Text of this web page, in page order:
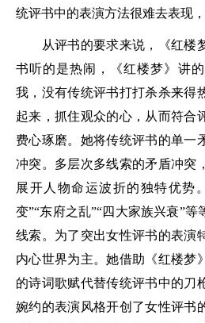
统评书中的表演方法很难去表现
从评书的要求来说，《红楼
书听的是热闹，《红楼梦》讲
我，没有传统评书打打杀杀来得
起来，抓住观众的心，从而符合
费心琢磨。她将传统评书的单一
冲突。多层次多线索的矛盾冲突
展开人物命运波折的独特优势
变”“东府之乱”“四大家族兴衰”
线索。为了突出女性评书的表演
内心世界为主。她借助《红楼梦
的诗词歌赋代替传统评书中的刀
婉约的表演风格开创了女性评书